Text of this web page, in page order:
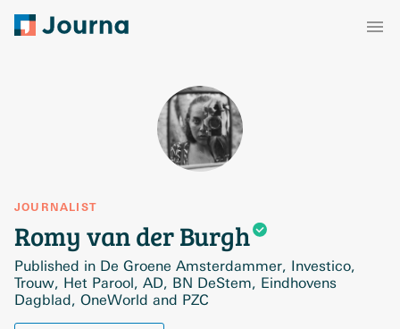
JOURNALIST
Romy van derBurgh
Published in De Groene Amsterdammer, Investico,
Trouw, Het Parool, AD, BN DeStem, Eindhovens
Dagblad, OneWorld and PZC